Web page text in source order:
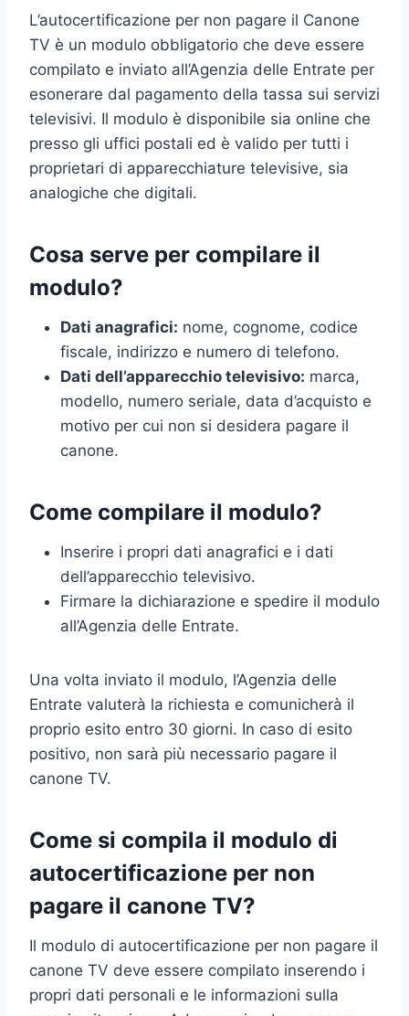
L’autocertificazione per non pagare il Canone
TV è un modulo obbligatorio che deve essere
compilato e inviato all’Agenzia delle Entrate per
esonerare dal pagamento della tassa sui servizi
televisivi. Il modulo è disponibile sia online che
presso gli uffici postali ed è valido per tutti i
proprietari di apparecchiature televisive, sia
analogiche che digitali.
Cosa serve per compilare il
modulo?
Dati anagrafici: nome, cognome, codice
fiscale, indirizzo e numero di telefono.
Dati dell’apparecchio televisivo: marca,
modello, numero seriale, data d’acquisto e
motivo per cui non si desidera pagare il
canone.
Come compilare il modulo?
Inserire i propri dati anagrafici e i dati
dell’apparecchio televisivo.
Firmare la dichiarazione e spedire il modulo
all’Agenzia delle Entrate.
Una volta inviato il modulo, l’Agenzia delle
Entrate valuterà la richiesta e comunicherà il
proprio esito entro 30 giorni. In caso di esito
positivo, non sarà più necessario pagare il
canone TV.
Come si compila il modulo di
autocertificazione per non
pagare il canone TV?
Il modulo di autocertificazione per non pagare il
canone TV deve essere compilato inserendo i
propri dati personali e le informazioni sulla